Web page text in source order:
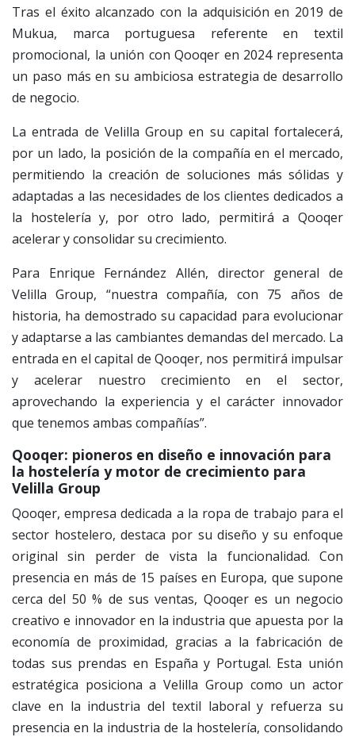
Tras el éxito alcanzado con la adquisición en 2019 de
Mukua, marca portuguesa referente en textil
promocional, la unión con Qooqer en 2024 representa
un paso más en su ambiciosa estrategia de desarrollo
de negocio.
La entrada de Velilla Group en su capital fortalecerá,
por un lado, la posición de la compañía en el mercado,
permitiendo la creación de soluciones más sólidas y
adaptadas a las necesidades de los clientes dedicados a
la hostelería y, por otro lado, permitirá a Qooqer
acelerar y consolidar su crecimiento.
Para Enrique Fernández Allén, director general de
Velilla Group, “nuestra compañía, con 75 años de
historia, ha demostrado su capacidad para evolucionar
y adaptarse a las cambiantes demandas del mercado. La
entrada en el capital de Qooqer, nos permitirá impulsar
y acelerar nuestro crecimiento en el sector,
aprovechando la experiencia y el carácter innovador
que tenemos ambas compañías”.
Qooqer: pioneros en diseño e innovación para
la hostelería y motor de crecimiento para
Velilla Group
Qooqer, empresa dedicada a la ropa de trabajo para el
sector hostelero, destaca por su diseño y su enfoque
original sin perder de vista la funcionalidad. Con
presencia en más de 15 países en Europa, que supone
cerca del 50 % de sus ventas, Qooqer es un negocio
creativo e innovador en la industria que apuesta por la
economía de proximidad, gracias a la fabricación de
todas sus prendas en España y Portugal. Esta unión
estratégica posiciona a Velilla Group como un actor
clave en la industria del textil laboral y refuerza su
presencia en la industria de la hostelería, consolidando